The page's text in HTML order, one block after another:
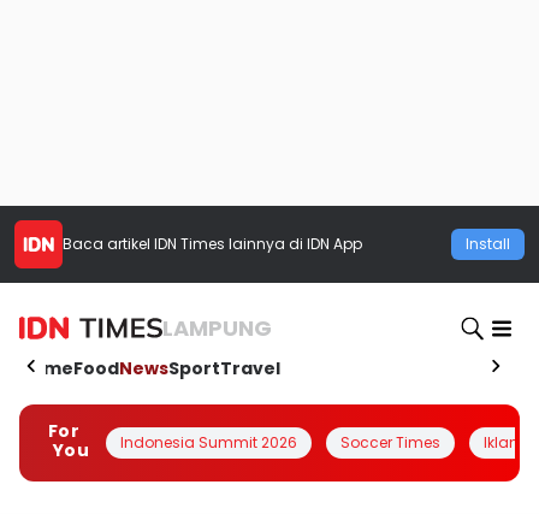
Baca artikel IDN Times lainnya di IDN App Install
LAMPUNG
HomeFoodNewsSportTravel
For
You
Indonesia Summit 2026 Soccer Times Iklanin